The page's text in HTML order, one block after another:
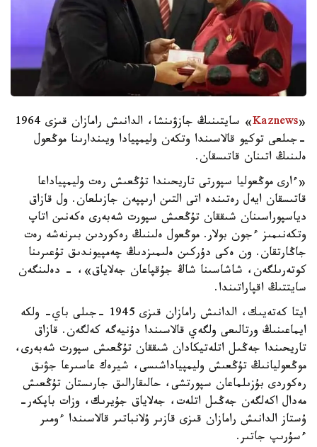
«
Kaznews
» سايتىنىڭ جازۋىنشا، الدانىش رامازان قىزى 1964
-جىلعى توكيو قالاسىندا وتكەن وليمپيادا ويىندارىنا موڭعول
ەلىنىڭ اتىنان قاتىسقان.
«ءارى موڭعوليا سپورتى تاريحىندا تۇڭعىش رەت وليمپياداعا
قاتىسقان ايەل رەتىندە اتى التىن ارىپپەن جازىلعان. ول قازاق
دياسپوراسىنان شىققان تۇڭعىش سپورت شەبەرى ەكەنىن اتاپ
وتكەنىمىز ءجون بولار. موڭعول ەلىنىڭ رەكوردىن بىرنەشە رەت
جاڭارتقان. ون ەكى دۇركىن ەلىمىزدىڭ چەمپيوندىق تۇعىرىنا
كوتەرىلگەن، شاشاسىنا شاڭ جۇقپاعان جەلاياق»، - دەلىنگەن
سايتتىڭ اقپاراتىندا.
ايتا كەتەيىك، الدانىش رامازان قىزى 1945 -جىلى باي- ولكە
ايماعىنىڭ ورتالىعى ولگەي قالاسىندا دۇنيەگە كەلگەن. قازاق
تاريحىندا جەڭىل اتلەتيكادان شىققان تۇڭعىش سپورت شەبەرى،
موڭعوليانىڭ تۇڭعىش وليمپياداشىسى، شيرەك عاسىرعا جۋىق
رەكوردى بۇزىلماعان سپورتشى، حالىقارالىق جارىستان تۇڭعىش
مەدال اكەلگەن جەڭىل اتلەت، جەلاياق جۇيرىك، وزات باپكەر-
ۇستاز الدانىش رامازان قىزى قازىر ۇلانباتىر قالاسىندا ءومىر
ءسۇرىپ جاتىر.